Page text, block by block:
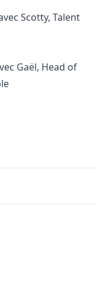
Scotty, Talent
Gaël, Head of